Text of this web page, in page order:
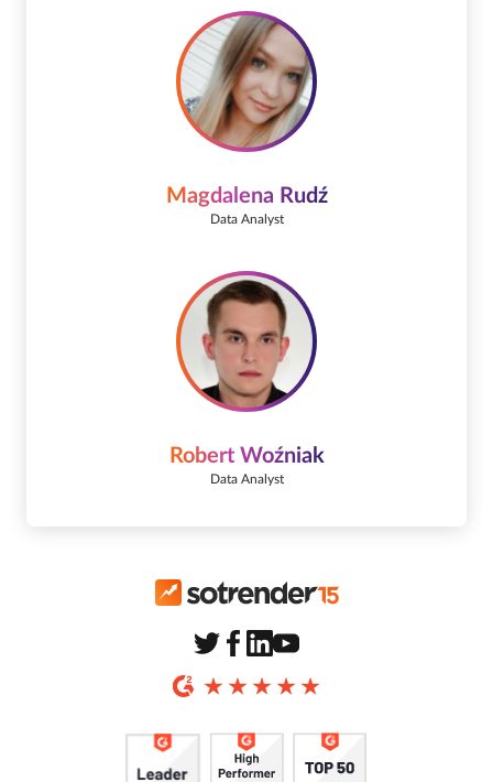
Magdalena Rudź
Data Analyst
Robert Woźniak
Data Analyst